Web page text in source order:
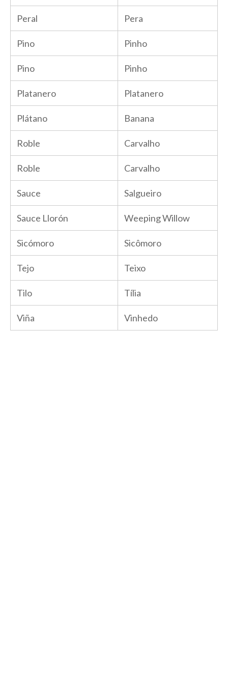
Peral Pera
Pino Pinho
Pino Pinho
Platanero Platanero
Plátano Banana
Roble Carvalho
Roble Carvalho
Sauce Salgueiro
Sauce Llorón Weeping Willow
Sicómoro Sicômoro
Tejo Teixo
Tilo Tília
Viña Vinhedo